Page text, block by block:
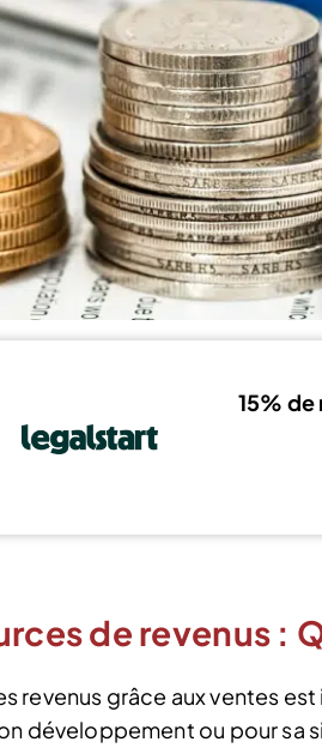
15%
de revenus :
revenus grâce aux ventes
développement ou pour sa